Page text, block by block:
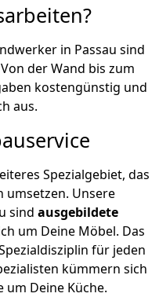
in Passau sind
der Wand bis zum
kostengünstig und
aus.
Spezialgebiet, das
umsetzen. Unsere
sind ausgebildete
um Deine Möbel. Das
für jeden
kümmern sich
um Deine Küche.